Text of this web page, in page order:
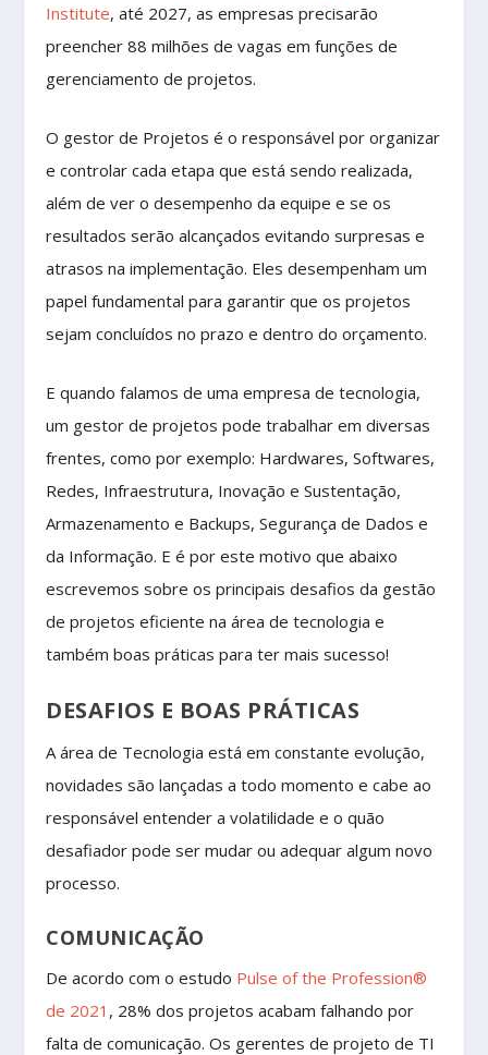
Institute, até 2027, as empresas precisarão
preencher 88 milhões de vagas em funções de
gerenciamento de projetos.
O gestor de Projetos é o responsável por organizar
e controlar cada etapa que está sendo realizada,
além de ver o desempenho da equipe e se os
resultados serão alcançados evitando surpresas e
atrasos na implementação. Eles desempenham um
papel fundamental para garantir que os projetos
sejam concluídos no prazo e dentro do orçamento.
E quando falamos de uma empresa de tecnologia,
um gestor de projetos pode trabalhar em diversas
frentes, como por exemplo: Hardwares, Softwares,
Redes, Infraestrutura, Inovação e Sustentação,
Armazenamento e Backups, Segurança de Dados e
da Informação. E é por este motivo que abaixo
escrevemos sobre os principais desafios da gestão
de projetos eficiente na área de tecnologia e
também boas práticas para ter mais sucesso!
DESAFIOS E BOAS PRÁTICAS
A área de Tecnologia está em constante evolução,
novidades são lançadas a todo momento e cabe ao
responsável entender a volatilidade e o quão
desafiador pode ser mudar ou adequar algum novo
processo.
COMUNICAÇÃO
De acordo com o estudo Pulse of the Profession®
de 2021 , 28% dos projetos acabam falhando por
falta de comunicação. Os gerentes de projeto de TI